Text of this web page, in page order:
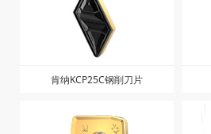
肯纳KCP25C钢削刀片